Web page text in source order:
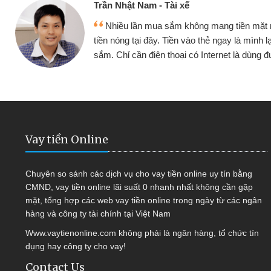
Trần Nhật Nam - Tài xế
Nhiều lần mua sắm không mang tiền
tiền nóng tại đây. Tiền vào thẻ ngay là mình
sắm. Chỉ cần điện thoại có Internet là dùng
Vay tiền Online
Chuyên so sánh các dịch vụ cho vay tiền online uy tín bằng
CMND, vay tiền online lãi suất 0 nhanh nhất không cần gặp
mặt, tổng hợp các web vay tiền online trong ngày từ các ngân
hàng và công ty tài chính tại Việt Nam
Www.vaytienonline.com không phải là ngân hàng, tổ chức tín
dụng hay công ty cho vay!
Contact Us